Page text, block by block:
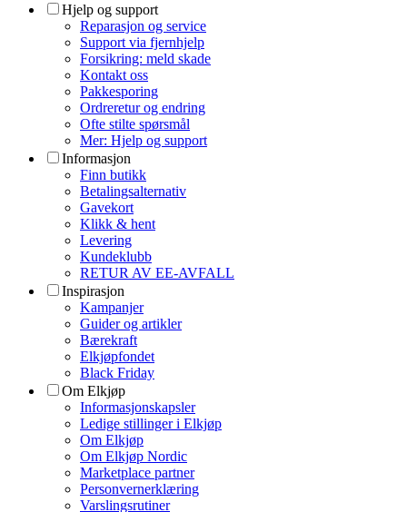
Hjelp og support
Reparasjon og service
Support via fjernhjelp
Forsikring: meld skade
Kontakt oss
Pakkesporing
Ordreretur og endring
Ofte stilte spørsmål
Mer: Hjelp og support
Informasjon
Finn butikk
Betalingsalternativ
Gavekort
Klikk & hent
Levering
Kundeklubb
RETUR AV EE-AVFALL
Inspirasjon
Kampanjer
Guider og artikler
Bærekraft
Elkjøpfondet
Black Friday
Om Elkjøp
Informasjonskapsler
Ledige stillinger i Elkjøp
Om Elkjøp
Om Elkjøp Nordic
Marketplace partner
Personvernerklæring
Varslingsrutiner